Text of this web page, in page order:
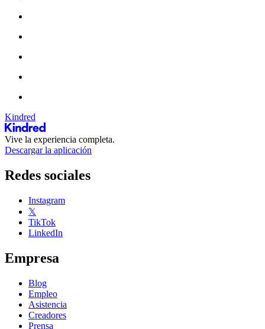
Kindred
Vive la experiencia completa.
Descargar la aplicación
Redes sociales
Instagram
𝕏
TikTok
LinkedIn
Empresa
Blog
Empleo
Asistencia
Creadores
Prensa